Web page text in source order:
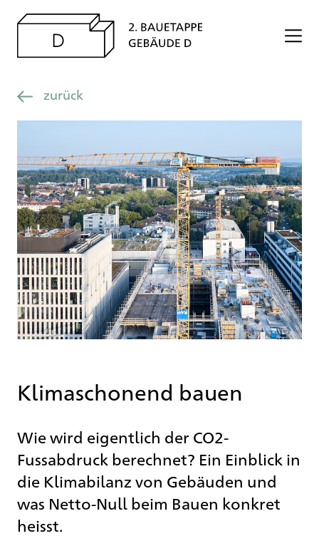
zurück
Klimaschonend bauen
Wie wird eigentlich der CO2-
Fussabdruck berechnet? Ein Einblick in
die Klimabilanz von Gebäuden und
was Netto-Null beim Bauen konkret
heisst.